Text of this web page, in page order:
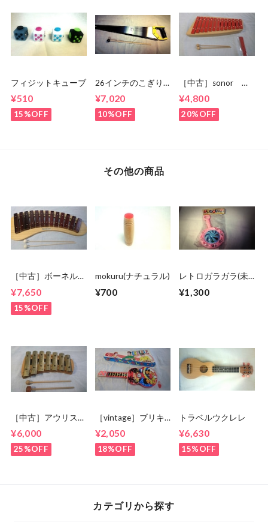
フィジットキューブ
¥510
15%OFF
26インチのこぎり
¥7,020
10%OFF
［中古］sonor グ
NG11 箱 状態
良
¥4,800
20%OFF
その他の商品
［中古］ボーネルン
ォン① 状態良
¥7,650
15%OFF
mokuru(ナチュラル)
¥700
レトロガラガラ(未
¥1,300
［中古］アウリス
トニック7keys
¥6,000
25%OFF
［vintage］ブリキ
¥2,050
18%OFF
トラベルウクレレ
¥6,630
15%OFF
カテゴリから探す